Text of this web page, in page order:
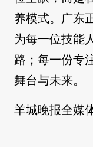
养模式。广东
为每一位技能
路；每一份专
舞台与未来。
羊城晚报全媒